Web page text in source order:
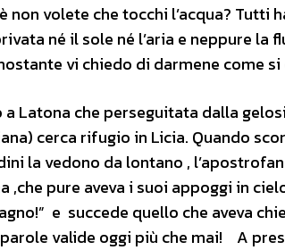
non volete che tocchi l’acqua? Tutti
né il sole né l’aria e neppure la
vi chiedo di darmene come si
Latona che perseguitata dalla
cerca rifugio in Licia. Quando
la vedono da lontano ,
,che pure aveva i suoi appoggi in
e succede quello che aveva
valide oggi più che mai! A